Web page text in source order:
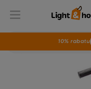
10% rabatu